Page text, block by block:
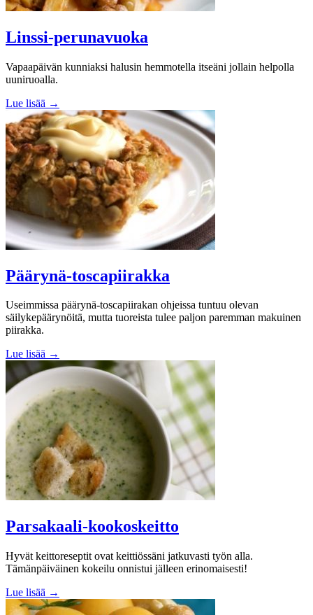
Linssi-perunavuoka
Vapaapäivän kunniaksi halusin hemmotella itseäni jollain helpolla
uuniruoalla.
Lue lisää →
Päärynä-toscapiirakka
Useimmissa päärynä-toscapiirakan ohjeissa tuntuu olevan
säilykepäärynöitä, mutta tuoreista tulee paljon paremman makuinen
piirakka.
Lue lisää →
Parsakaali-kookoskeitto
Hyvät keittoreseptit ovat keittiössäni jatkuvasti työn alla.
Tämänpäiväinen kokeilu onnistui jälleen erinomaisesti!
Lue lisää →